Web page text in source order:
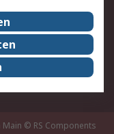
Center
Main © RS Components